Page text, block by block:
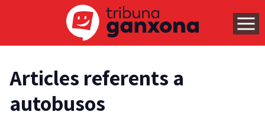
Articles referents a
autobusos